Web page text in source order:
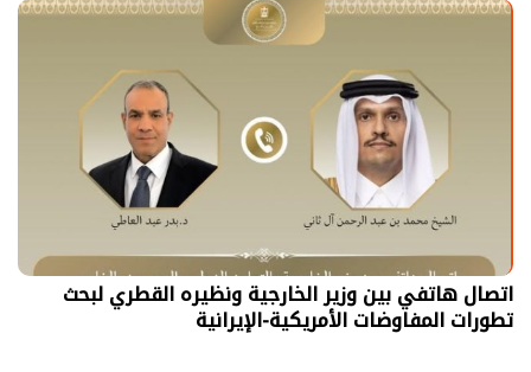
اتصال هاتفي بين وزير الخارجية ونظيره القطري لبحث
تطورات المفاوضات الأمريكية-الإيرانية